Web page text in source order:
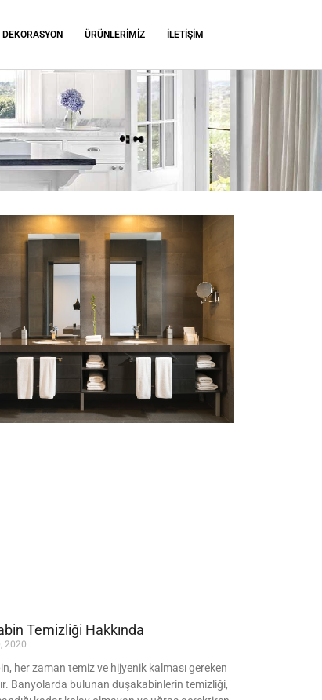
DEKORASYON ÜRÜNLERİMİZ İLETIŞIM
Temizliği Hakkında
2020
her zaman temiz ve hijyenik kalması gereken
Banyolarda bulunan duşakabinlerin temizliği,